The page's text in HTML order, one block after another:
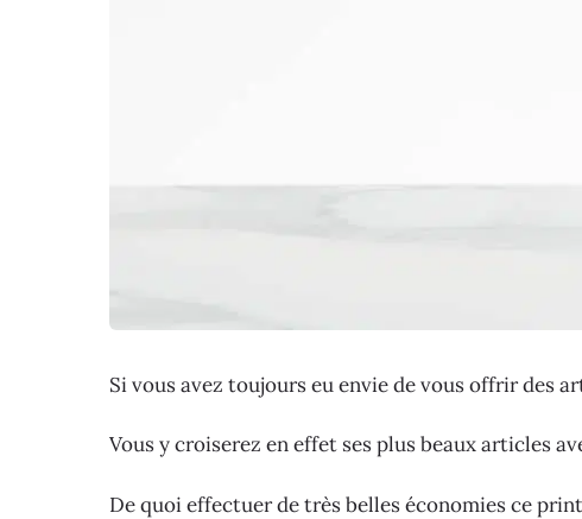
Si vous avez toujours eu envie de vous offrir des
Vous y croiserez en effet ses plus beaux articles
De quoi effectuer de très belles économies ce